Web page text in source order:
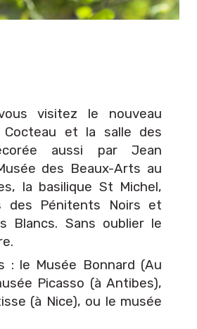
visitez le nouveau
Cocteau et la salle des
aussi par Jean
des Beaux-Arts au
la basilique St Michel,
des Pénitents Noirs et
Blancs. Sans oublier le
: le Musée Bonnard (Au
Picasso (à Antibes),
(à Nice), ou le musée